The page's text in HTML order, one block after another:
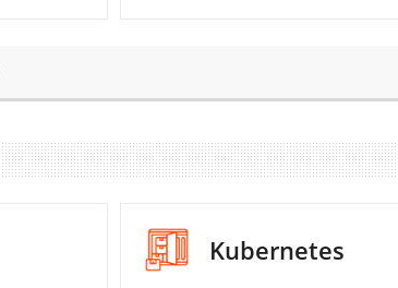
Kubernetes